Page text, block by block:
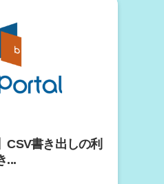
CSV書き出しの利
...